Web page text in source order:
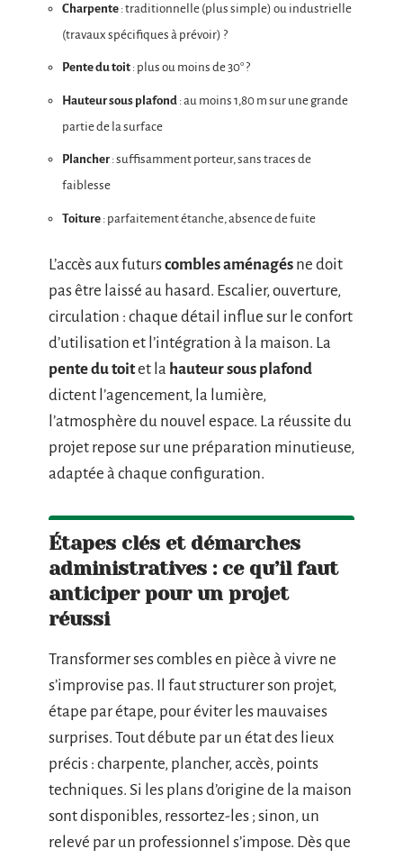
Charpente : traditionnelle (plus simple) ou industrielle
(travaux spécifiques à prévoir) ?
Pente du toit : plus ou moins de 30° ?
Hauteur sous plafond : au moins 1,80 m sur une grande
partie de la surface
Plancher: suffisamment porteur, sans traces de
faiblesse
Toiture : parfaitement étanche, absence de fuite
L’accès aux futurscombles aménagés ne doit
pas être laissé au hasard. Escalier, ouverture,
circulation : chaque détail influe sur le confort
d’utilisation et l’intégration à la maison. La
pente du toitet la hauteur sous plafond
dictent l’agencement, la lumière,
l’atmosphère du nouvel espace. La réussite du
projet repose sur une préparation minutieuse,
adaptée à chaque configuration.
Étapes clés et démarches
administratives : ce qu’il faut
anticiper pour un projet
réussi
Transformer ses combles en pièce à vivre ne
s’improvise pas. Il faut structurer son projet,
étape par étape, pour éviter les mauvaises
surprises. Tout débute par un état des lieux
précis : charpente, plancher, accès, points
techniques. Si les plans d’origine de la maison
sont disponibles, ressortez-les ; sinon, un
relevé par un professionnel s’impose. Dès que